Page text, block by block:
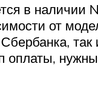
в наличии
от
так
оплаты,